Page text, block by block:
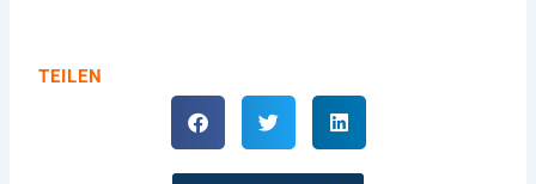
TEILEN